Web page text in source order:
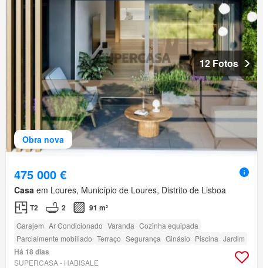
Obra nova
12 Fotos
475 000 €
Casa em Loures, Município de Loures, Distrito de Lisboa
T2 2 91 m²
Garajem Ar Condicionado Varanda Cozinha equipada
Parcialmente mobiliado Terraço Segurança Ginásio Piscina Jardim
Há 18 dias
SUPERCASA - HABISALE